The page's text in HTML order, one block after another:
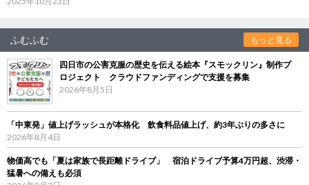
ふむふむ もっと見る
四日市の公害克服の歴史を伝える絵本『スモックリン』制作プ
ロジェクト クラウドファンディングで支援を募集
2026年8月5日
「中東発」値上げラッシュが本格化 飲食料品値上げ、約3年ぶりの多さに
2026年8月4日
物価高でも「夏は家族で長距離ドライブ」 宿泊ドライブ予算4万円超、渋滞・
猛暑への備えも必須